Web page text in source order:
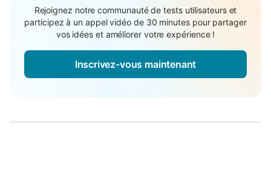
Rejoignez notre communauté de tests utilisateurs et
participez à un appel vidéo de 30 minutes pour partager
vos idées et améliorer votre expérience !
Inscrivez-vous maintenant